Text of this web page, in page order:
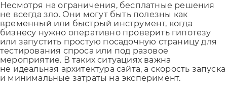
Несмотря на ограничения, бесплатные решения
не всегда зло. Они могут быть полезны как
временный или быстрый инструмент, когда
бизнесу нужно оперативно проверить гипотезу
или запустить простую посадочную страницу для
тестирования спроса или под разовое
мероприятие. В таких ситуациях важна
не идеальная архитектура сайта, а скорость запуска
и минимальные затраты на эксперимент.